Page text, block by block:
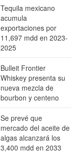
Tequila mexicano
acumula
exportaciones por
11,697 mdd en 2023-
2025
Bulleit Frontier
Whiskey presenta su
nueva mezcla de
bourbon y centeno
Se prevé que
mercado del aceite de
algas alcanzará los
3,400 mdd en 2033